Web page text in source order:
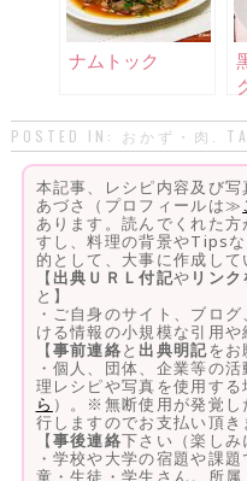
ナムトック
POSTED IN: おかず・肉 .
本記事、レシピ内容及び写
あづさ（プロフィールは≫
あります。読んでくれた
すし、料理の背景やTips
的として、大事に作成して
【 出典ＵＲＬ付記や リン
と】
・ご自身のサイト、ブロ
ける情報の小規模な引用や
【事前連絡と 出典明記をお
・個人、団体、企業等の
理レシピや写真を使用す
ら ）。※無断使用が発覚し
行しますのでお支払い頂き
【事後連絡下さい（楽しみ
・学校や大学の宿題や課
童・生徒・学生さん。所